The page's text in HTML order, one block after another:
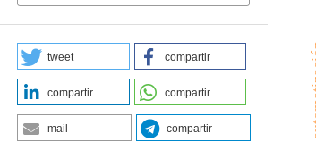
tweet compartir
compartir compartir
mail compartir